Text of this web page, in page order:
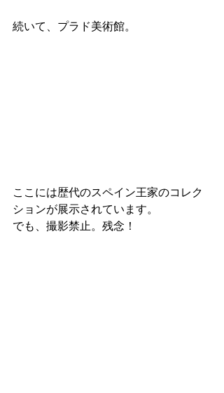
続いて、プラド美術館。
ここには歴代のスペイン王家のコレク
ションが展示されています。
でも、撮影禁止。残念！